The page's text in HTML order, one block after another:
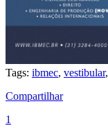
Tags: ibmec, vestibular,
Compartilhar
1